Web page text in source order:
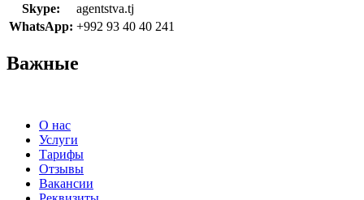
Skype:
agentstva.tj
WhatsApp: +992 93 40 40 241
Важные
О нас
Услуги
Тарифы
Отзывы
Вакансии